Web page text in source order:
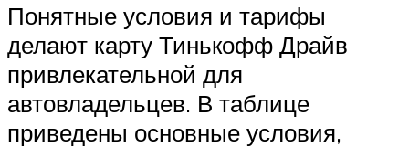
Понятные условия и тарифы
делают карту Тинькофф Драйв
привлекательной для
автовладельцев. В таблице
приведены основные условия,